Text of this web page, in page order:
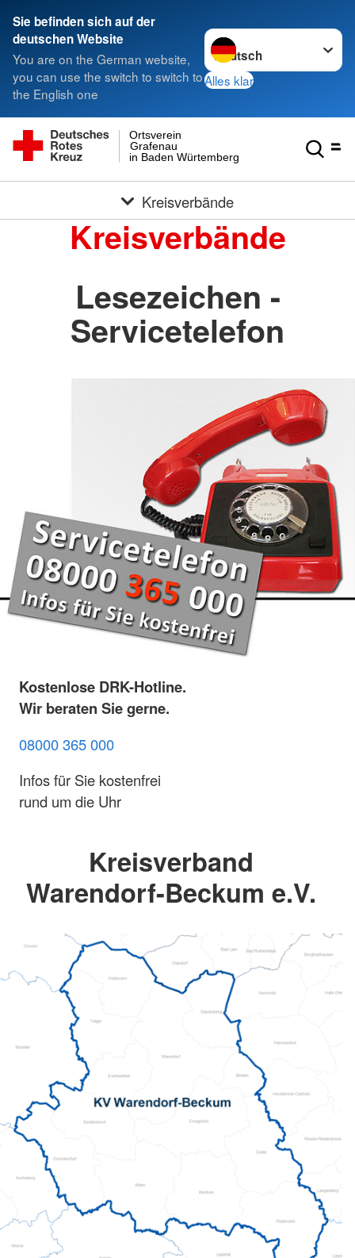
Sie befinden sich auf der
deutschen Website
You are on the German website,
you can use the switch to switch to
the English one
Sprache wechseln zu
Alles klar
in Baden Würtemberg
Grafenau
Ortsverein
Kreisverbände
Kreisverbände
Lesezeichen -
Servicetelefon
Kostenlose DRK-Hotline.
Wir beraten Sie gerne.
08000 365 000
Infos für Sie kostenfrei
rund um die Uhr
Kreisverband
Warendorf-Beckum e.V.